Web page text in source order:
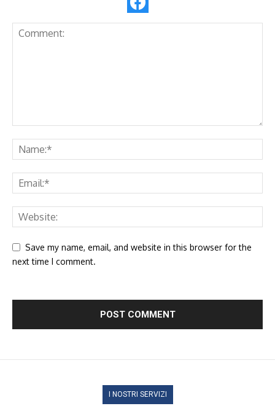
Save my name, email, and website in this browser for the
next time I comment.
I NOSTRI SERVIZI